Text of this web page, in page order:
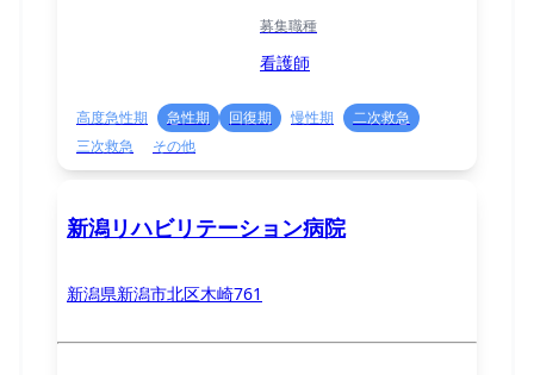
募集職種
看護師
高度急性期 急性期 回復期 慢性期
二次救急
三次救急
その他
新潟リハビリテーション病院
新潟県新潟市北区木崎761